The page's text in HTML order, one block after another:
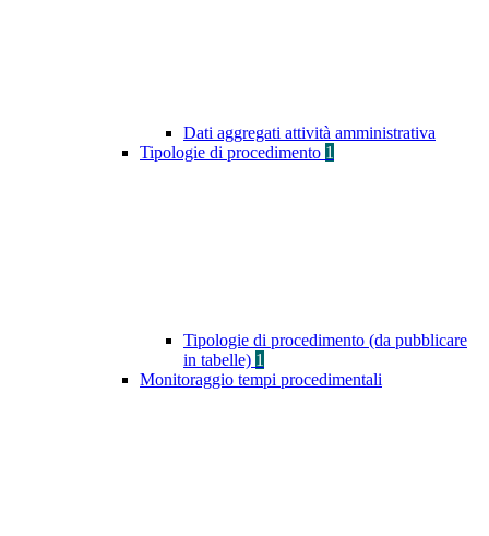
Dati aggregati attività amministrativa
Tipologie di procedimento 1
Tipologie di procedimento (da pubblicare
in tabelle) 1
Monitoraggio tempi procedimentali